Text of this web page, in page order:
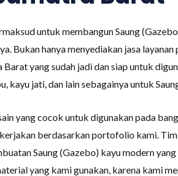
untuk membangun Saung
Bukan hanya menyediakan jasa
yang sudah jadi dan siap untuk
kayu jati, dan lain sebagainya untuk
yang cocok untuk digunakan pada
berdasarkan portofolio kami.
Saung (Gazebo) kayu modern
yang kami gunakan, karena kami